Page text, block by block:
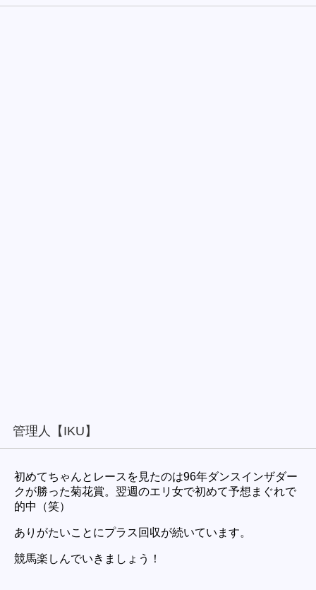
管理人【IKU】
初めてちゃんとレースを見たのは96年ダンスインザダー
クが勝った菊花賞。翌週のエリ女で初めて予想まぐれで
的中（笑）
ありがたいことにプラス回収が続いています。
競馬楽しんでいきましょう！